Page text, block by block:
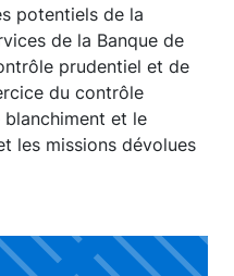
potentiels de la
de la Banque de
prudentiel et de
du contrôle
et le
les missions dévolues